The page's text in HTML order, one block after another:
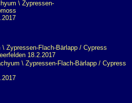
\ Zypressen-
\ Zypressen-Flach-Bärlapp / Cypress